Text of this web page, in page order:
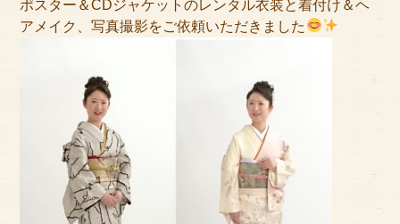
サイズのはかり方
ご利用の流れ
今月のオススメ衣装
ポスター＆CDジャケットのレンタル衣装と着付け＆ヘ
アメイク、写真撮影をご依頼いただきました